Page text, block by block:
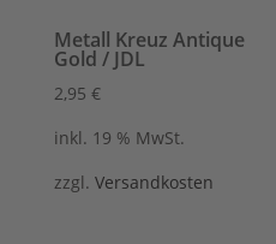
Metall Kreuz Antique
Gold / JDL
2,95 €
inkl. 19 % MwSt.
zzgl. Versandkosten